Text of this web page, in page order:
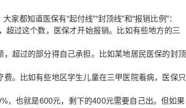
都知道医保有“起付线”“封顶线”和“报销比例”：
过这个数，医保才开始报销。比如有些地方的三
超过的部分得自己承担。比如某地居民医保的封顶
。比如有些地区学生儿童在三甲医院看病，医保只
也就是600元，剩下的400元需要自己出。但如果